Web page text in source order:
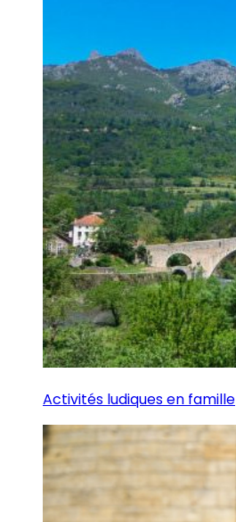
Activités ludiques en famille